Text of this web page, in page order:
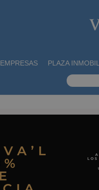
EMPRESAS PLAZA